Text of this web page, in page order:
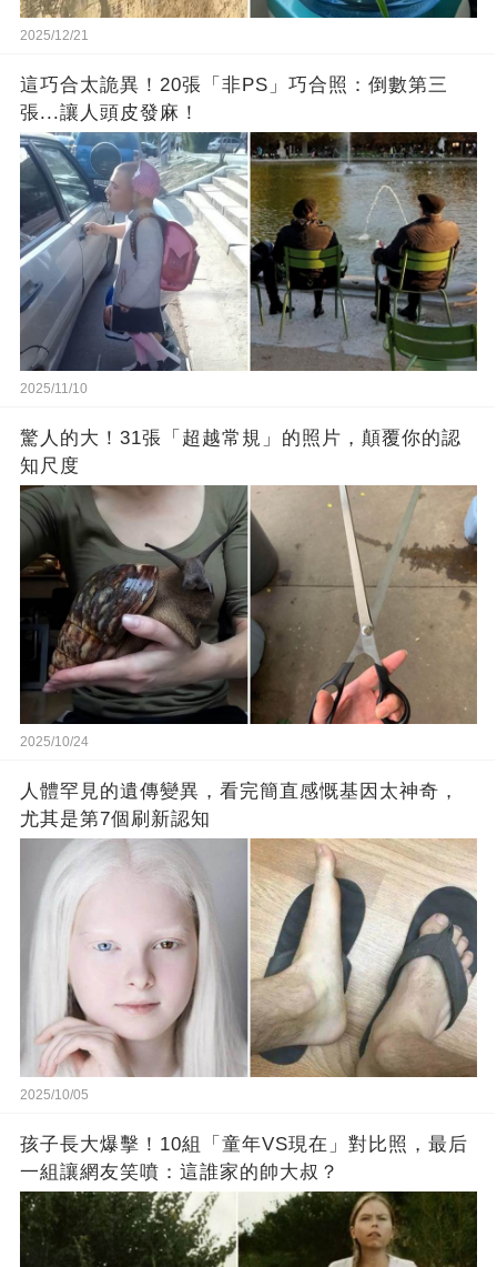
2025/12/21
這巧合太詭異！20張「非PS」巧合照：倒數第三
張...讓人頭皮發麻！
2025/11/10
驚人的大！31張「超越常規」的照片，顛覆你的認
知尺度
2025/10/24
人體罕見的遺傳變異，看完簡直感慨基因太神奇，
尤其是第7個刷新認知
2025/10/05
孩子長大爆擊！10組「童年VS現在」對比照，最后
一組讓網友笑噴：這誰家的帥大叔？